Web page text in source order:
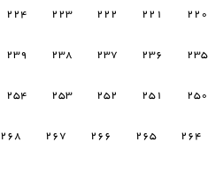
220
221
222
223
224
235
236
237
238
239
250
251
252
253
254
264
265
266
267
268